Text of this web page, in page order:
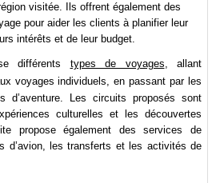
visitée. Ils offrent également des
pour aider les clients à planifier leur
intérêts et de leur budget.
différents types de voyages, allant
voyages individuels, en passant par les
d’aventure. Les circuits proposés sont
culturelles et les découvertes
propose également des services de
d’avion, les transferts et les activités de